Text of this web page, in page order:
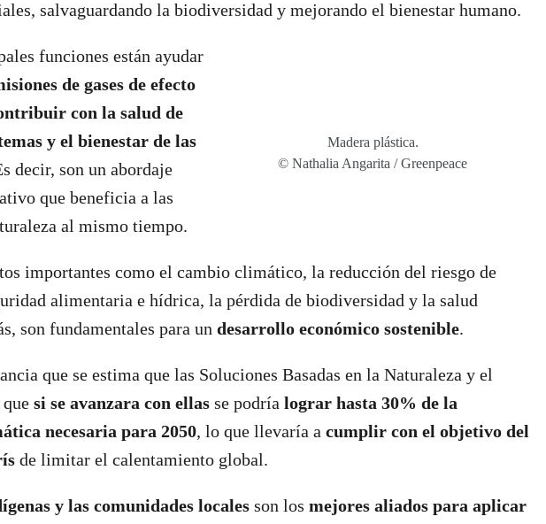
salvaguardando la biodiversidad y mejorando el bienestar humano.
funciones están ayudar
de gases de efecto
con la salud de
y el bienestar de las
decir, son un abordaje
que beneficia a las
al mismo tiempo.
Madera plástica.
© Nathalia Angarita / Greenpeace
importantes como el cambio climático, la reducción del riesgo de
alimentaria e hídrica, la pérdida de biodiversidad y la salud
son fundamentales para un desarrollo económico sostenible.
que se estima que las Soluciones Basadas en la Naturaleza y el
si se avanzara con ellas se podría lograr hasta 30% de la
necesaria para 2050, lo que llevaría a cumplir con el objetivo del
de limitar el calentamiento global.
y las comunidades locales son los mejores aliados para aplicar